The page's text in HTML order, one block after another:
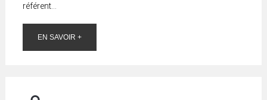
référent...
EN SAVOIR +